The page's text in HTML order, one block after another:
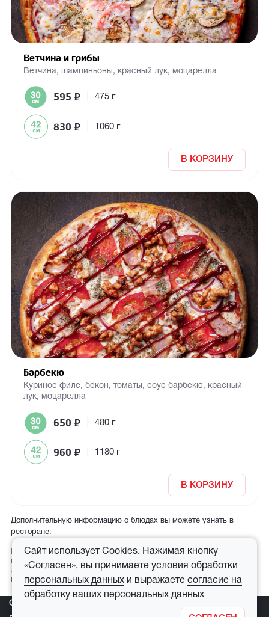
Ветчина и грибы
Ветчина, шампиньоны, красный лук, моцарелла
595 ₽ 475 г
830 ₽ 1060 г
В КОРЗИНУ
Барбекю
Куриное филе, бекон, томаты, соус барбекю, красный
лук, моцарелла
650 ₽ 480 г
960 ₽ 1180 г
В КОРЗИНУ
Дополнительную информацию о блюдах вы можете узнать в
ресторане.
Иллюстрированное меню с описанием и ценами. Стоимость
пиццы в ресторанах Брянска. В продаже всегда пицца по
лучшим итальянским рецептам с бесплатной доставкой по
городу.
О компании
Сайт использует Cookies. Нажимая кнопку
«Согласен», вы принимаете условия обработки
персональных данных и выражаете согласие на
обработку ваших персональных данных